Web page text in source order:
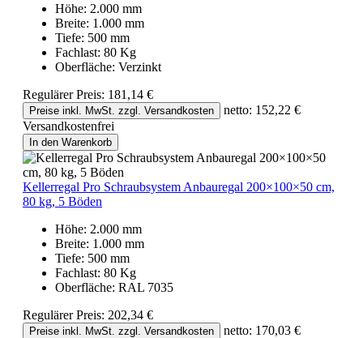
Höhe: 2.000 mm
Breite: 1.000 mm
Tiefe: 500 mm
Fachlast: 80 Kg
Oberfläche: Verzinkt
Regulärer Preis: 181,14 €
Preise inkl. MwSt. zzgl. Versandkosten
netto: 152,22 €
Versandkostenfrei
In den Warenkorb
Kellerregal Pro Schraubsystem Anbauregal 200×100×50 cm,
80 kg, 5 Böden
Höhe: 2.000 mm
Breite: 1.000 mm
Tiefe: 500 mm
Fachlast: 80 Kg
Oberfläche: RAL 7035
Regulärer Preis: 202,34 €
Preise inkl. MwSt. zzgl. Versandkosten
netto: 170,03 €